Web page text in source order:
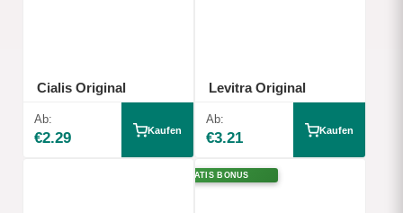
Cialis Original
Ab:
€2.29 Kaufen
Levitra Original
Ab:
€3.21 Kaufen
GRATIS BONUS